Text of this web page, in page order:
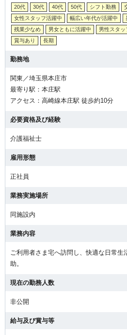
20代 30代 40代 50代 シフト勤務
女性スタッフ活躍中
幅広い年代が活躍中
残業少なめ
男女ともに活躍中 男性スタッ
賞与あり
長期
勤務地
関東／埼玉県本庄市
最寄り駅：本庄駅
アクセス：高崎線本庄駅 徒歩約10分
必要資格及び経験
介護福祉士
雇用形態
正社員
業務実施場所
同施設内
業務内容
ご利用者さま宅へ訪問し、快適な日常
助。
現在の勤務人数
非公開
給与及び賞与等